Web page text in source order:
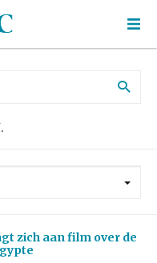
.
zich aan film over de